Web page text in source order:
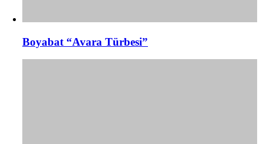
Boyabat “Avara Türbesi”